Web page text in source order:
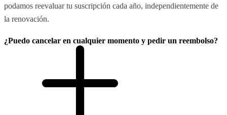
podamos reevaluar tu suscripción cada año, independientemente de
la renovación.
¿Puedo cancelar en cualquier momento y pedir un reembolso?